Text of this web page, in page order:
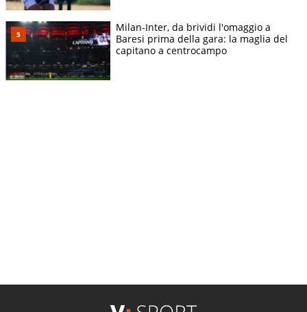
Milan-Inter, da brividi l'omaggio a
Baresi prima della gara: la maglia del
capitano a centrocampo